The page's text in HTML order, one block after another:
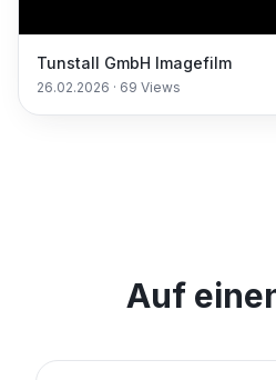
Tunstall GmbH Imagefilm
26.02.2026 · 69 Views
Auf